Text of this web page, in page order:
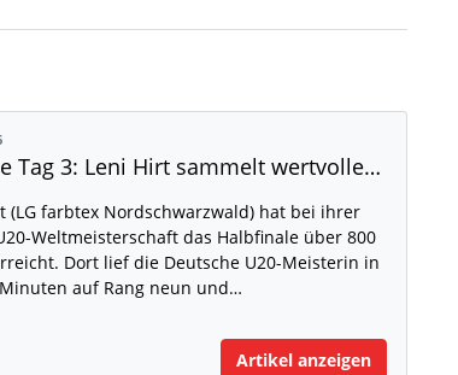
Eugene Tag 3: Leni Hirt sammelt wertvolle WM-Erfahrung
(LG farbtex Nordschwarzwald) hat bei ihrer
Weltmeisterschaft das Halbfinale über 800
Dort lief die Deutsche U20-Meisterin in
auf Rang neun und…
Artikel anzeigen